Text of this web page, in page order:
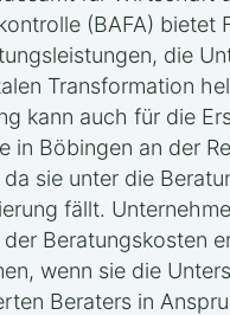
(BAFA) bietet
die
Transformation
kann auch für die
in Böbingen an der
sie unter die
fällt.
der Beratungskosten
wenn sie die
Beraters in